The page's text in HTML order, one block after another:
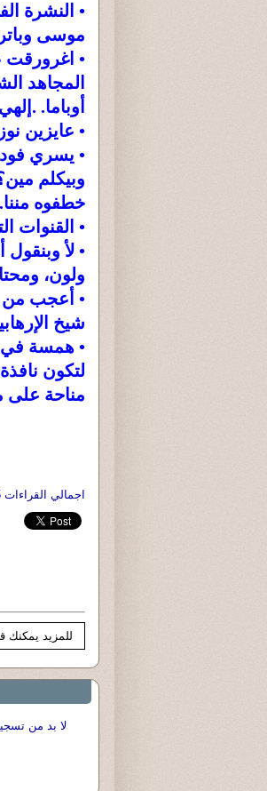
• النشرة
موسى
المجاهد
أوباما.
• عايزين
• يسري
وبيكلم
خطفوه
• القنوات
• لأ
ولون،
• أعجب من
شيخ
مناحة على
اجمالي القراءات 10925
للمزيد يمكنك
لا بد من